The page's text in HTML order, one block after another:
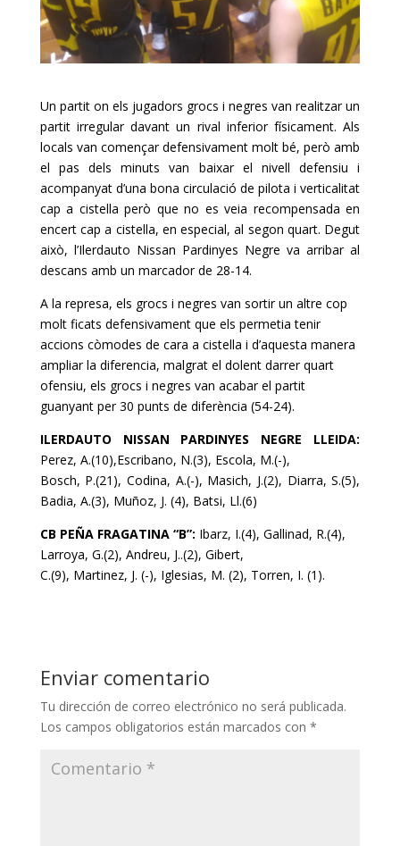
Un partit on els jugadors grocs i negres van realitzar un
partit irregular davant un rival inferior físicament. Als
locals van començar defensivament molt bé, però amb
el pas dels minuts van baixar el nivell defensiu i
acompanyat d’una bona circulació de pilota i verticalitat
cap a cistella però que no es veia recompensada en
encert cap a cistella, en especial, al segon quart. Degut
això, l’Ilerdauto Nissan Pardinyes Negre va arribar al
descans amb un marcador de 28-14.
A la represa, els grocs i negres van sortir un altre cop
molt ficats defensivament que els permetia tenir
accions còmodes de cara a cistella i d’aquesta manera
ampliar la diferencia, malgrat el dolent darrer quart
ofensiu, els grocs i negres van acabar el partit
guanyant per 30 punts de diferència (54-24).
ILERDAUTO NISSAN PARDINYES NEGRE LLEIDA:
Perez, A.(10),Escribano, N.(3), Escola, M.(-),
Bosch, P.(21), Codina, A.(-), Masich, J.(2), Diarra, S.(5),
Badia, A.(3), Muñoz, J. (4), Batsi, Ll.(6)
CB PEÑA FRAGATINA “B”: Ibarz, I.(4), Gallinad, R.(4),
Larroya, G.(2), Andreu, J..(2), Gibert,
C.(9), Martinez, J. (-), Iglesias, M. (2), Torren, I. (1).
Enviar comentario
Tu dirección de correo electrónico no será publicada.
Los campos obligatorios están marcados con *